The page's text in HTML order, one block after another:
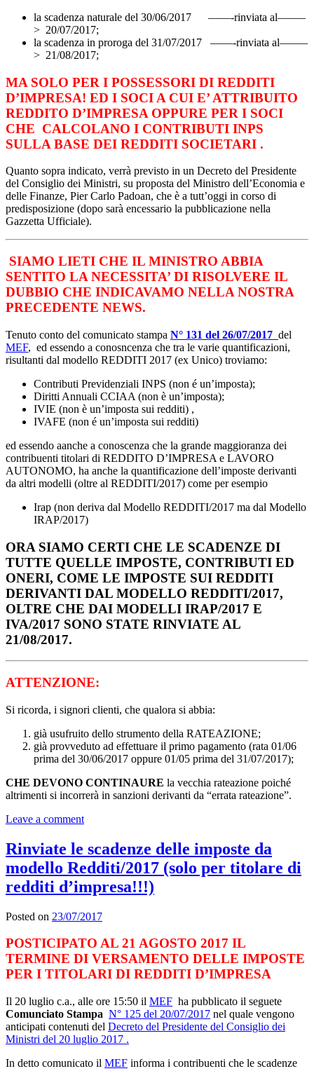
la scadenza naturale del 30/06/2017 ——-rinviata al——–
> 20/07/2017;
la scadenza in proroga del 31/07/2017 ——-rinviata al——–
> 21/08/2017;
MA SOLO PER I POSSESSORI DI REDDITI
D’IMPRESA! ED I SOCI A CUI E’ ATTRIBUITO
REDDITO D’IMPRESA OPPURE PER I SOCI
CHE CALCOLANO I CONTRIBUTI INPS
SULLA BASE DEI REDDITI SOCIETARI .
Quanto sopra indicato, verrà previsto in un Decreto del Presidente
del Consiglio dei Ministri, su proposta del Ministro dell’Economia e
delle Finanze, Pier Carlo Padoan, che è a tutt’oggi in corso di
predisposizione (dopo sarà encessario la pubblicazione nella
Gazzetta Ufficiale).
SIAMO LIETI CHE IL MINISTRO ABBIA
SENTITO LA NECESSITA’ DI RISOLVERE IL
DUBBIO CHE INDICAVAMO NELLA NOSTRA
PRECEDENTE NEWS.
Tenuto conto del comunicato stampa N° 131 del 26/07/2017 del
MEF, ed essendo a conosncenza che tra le varie quantificazioni,
risultanti dal modello REDDITI 2017 (ex Unico) troviamo:
Contributi Previdenziali INPS (non é un’imposta);
Diritti Annuali CCIAA (non è un’imposta);
IVIE (non è un’imposta sui redditi) ,
IVAFE (non é un’imposta sui redditi)
ed essendo aanche a conoscenza che la grande maggioranza dei
contribuenti titolari di REDDITO D’IMPRESA e LAVORO
AUTONOMO, ha anche la quantificazione dell’imposte derivanti
da altri modelli (oltre al REDDITI/2017) come per esempio
Irap (non deriva dal Modello REDDITI/2017 ma dal Modello
IRAP/2017)
ORA SIAMO CERTI CHE LE SCADENZE DI
TUTTE QUELLE IMPOSTE, CONTRIBUTI ED
ONERI, COME LE IMPOSTE SUI REDDITI
DERIVANTI DAL MODELLO REDDITI/2017,
OLTRE CHE DAI MODELLI IRAP/2017 E
IVA/2017 SONO STATE RINVIATE AL
21/08/2017.
ATTENZIONE:
Si ricorda, i signori clienti, che qualora si abbia:
già usufruito dello strumento della RATEAZIONE;
già provveduto ad effettuare il primo pagamento (rata 01/06
prima del 30/06/2017 oppure 01/05 prima del 31/07/2017);
CHE DEVONO CONTINAURE la vecchia rateazione poiché
altrimenti si incorrerà in sanzioni derivanti da “errata rateazione”.
Leave a comment
Rinviate le scadenze delle imposte da
modello Redditi/2017 (solo per titolare di
redditi d’impresa!!!)
Posted on 23/07/2017
POSTICIPATO AL 21 AGOSTO 2017 IL
TERMINE DI VERSAMENTO DELLE IMPOSTE
PER I TITOLARI DI REDDITI D’IMPRESA
Il 20 luglio c.a., alle ore 15:50 il MEF ha pubblicato il seguete
Comunciato Stampa N° 125 del 20/07/2017 nel quale vengono
anticipati contenuti del Decreto del Presidente del Consiglio dei
Ministri del 20 luglio 2017 .
In detto comunicato il MEF informa i contribuenti che le scadenze